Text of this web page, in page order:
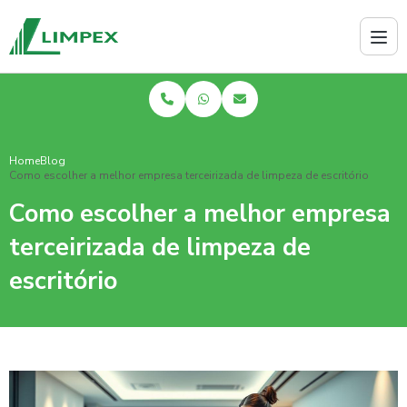
HomeBlog
Como escolher a melhor empresa terceirizada de limpeza de escritório
Como escolher a melhor empresa
terceirizada de limpeza de
escritório